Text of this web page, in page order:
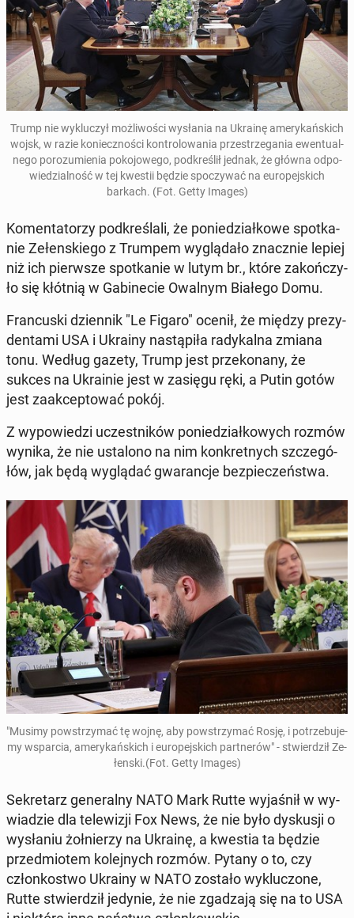
Trump nie wy­klu­czył moż­li­wo­ści wy­sła­nia na Ukrainę ame­ry­kań­skich
wojsk, w razie ko­niecz­no­ści kon­tro­lo­wa­nia prze­strze­ga­nia ewen­tu­al­
ne­go po­ro­zu­mie­nia po­ko­jo­we­go, pod­kre­ślił jednak, że główna od­po­
wie­dzial­ność w tej kwestii będzie spo­czy­wać na eu­ro­pej­skich
barkach. (Fot. Getty Images)
Ko­men­ta­to­rzy pod­kre­śla­li, że po­nie­dział­ko­we spo­tka­
nie Ze­łen­skie­go z Trumpem wy­glą­da­ło znacz­nie lepiej
niż ich pierw­sze spo­tka­nie w lutym br., które za­koń­czy­
ło się kłótnią w Ga­bi­ne­cie Owalnym Białego Domu.
Fran­cu­ski dzien­nik "Le Figaro" ocenił, że między pre­zy­
den­ta­mi USA i Ukrainy na­stą­pi­ła ra­dy­kal­na zmiana
tonu. Według gazety, Trump jest prze­ko­na­ny, że
sukces na Ukra­inie jest w zasięgu ręki, a Putin gotów
jest za­ak­cep­to­wać pokój.
Z wy­po­wie­dzi uczest­ni­ków po­nie­dział­ko­wych rozmów
wynika, że nie usta­lo­no na nim kon­kret­nych szcze­gó­
łów, jak będą wy­glą­dać gwa­ran­cje bez­pie­czeń­stwa.
"Musimy po­wstrzy­mać tę wojnę, aby po­wstrzy­mać Rosję, i po­trze­bu­je­
my wspar­cia, ame­ry­kań­skich i eu­ro­pej­skich part­ne­rów" - stwier­dził Ze­
łen­ski.(Fot. Getty Images)
Se­kre­tarz ge­ne­ral­ny NATO Mark Rutte wy­ja­śnił w wy­
wia­dzie dla te­le­wi­zji Fox News, że nie było dys­ku­sji o
wy­sła­niu żoł­nie­rzy na Ukrainę, a kwestia ta będzie
przed­mio­tem ko­lej­nych rozmów. Pytany o to, czy
człon­ko­stwo Ukrainy w NATO zostało wy­klu­czo­ne,
Rutte stwier­dził jedynie, że nie zga­dza­ją się na to USA